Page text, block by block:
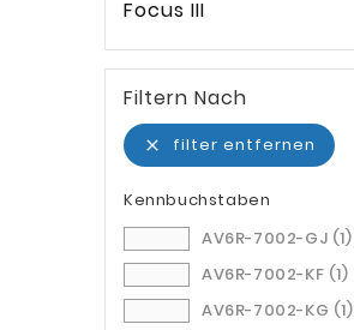
Focus III
Filtern Nach
 filter entfernen
Kennbuchstaben
AV6R-7002-GJ (1)
AV6R-7002-KF (1)
AV6R-7002-KG (1)